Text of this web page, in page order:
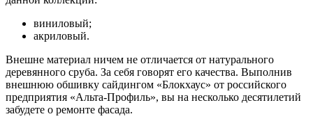
виниловый;
акриловый.
Внешне материал ничем не отличается от натурального
деревянного сруба. За себя говорят его качества. Выполнив
внешнюю обшивку сайдингом «Блокхаус» от российского
предприятия «Альта-Профиль», вы на несколько десятилетий
забудете о ремонте фасада.